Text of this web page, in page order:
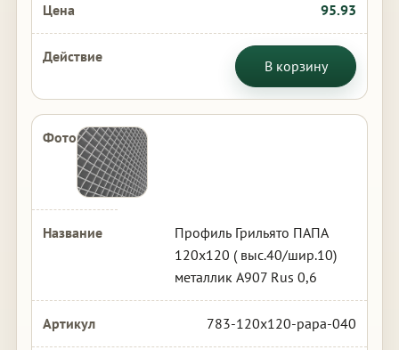
95.93
В корзину
Профиль Грильято ПАПА
120х120 ( выс.40/шир.10)
металлик А907 Rus 0,6
783-120x120-papa-040